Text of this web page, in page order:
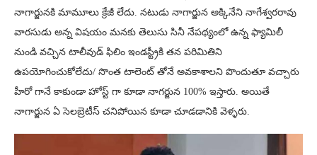
నాగార్జునకి మామూలు క్రేజీ లేదు. నటుడు నాగార్జున అక్కినేని నాగేశ్వరరావు
వారసుడు అన్న విషయం మనకు తెలుసు సినీ నేపథ్యంలో ఉన్న ఫ్యామిలీ
నుండి వచ్చిన టాలీవుడ్ ఫిలిం ఇండస్ట్రీకి తన పరిమితిని
ఉపయోగించుకోలేదు/ సొంత టాలెంట్ తోనే అవకాశాలని పొందుతూ వచ్చారు
హీరో గానే కాకుండా హోస్ట్ గా కూడా నాగర్జున 100% ఇస్తారు. అయితే
నాగార్జున ఏ సెలబ్రెటీస్ చనిపోయిన కూడా చూడడానికి వెళ్ళరు.